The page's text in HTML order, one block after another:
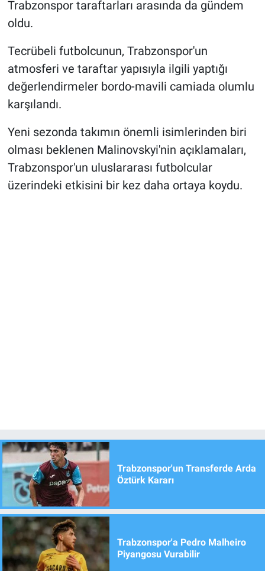
Trabzonspor taraftarları arasında da gündem
oldu.
Tecrübeli futbolcunun, Trabzonspor'un
atmosferi ve taraftar yapısıyla ilgili yaptığı
değerlendirmeler bordo-mavili camiada olumlu
karşılandı.
Yeni sezonda takımın önemli isimlerinden biri
olması beklenen Malinovskyi'nin açıklamaları,
Trabzonspor'un uluslararası futbolcular
üzerindeki etkisini bir kez daha ortaya koydu.
Trabzonspor'un Transferde Arda
Öztürk Kararı
Trabzonspor'a Pedro Malheiro
Piyangosu Vurabilir